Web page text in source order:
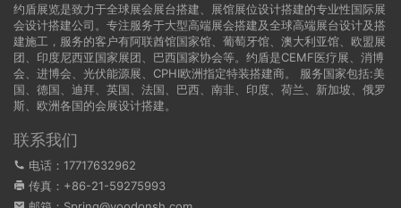
约盾展览是致力于全球展会展台搭建、展馆展位设计搭建的专业性国际展
会设计搭建公司。专注服务于大型高端展会搭建及全球高端展台设计及搭
建施工，服务的客户有阿联酋馆国家馆、葡萄牙馆、澳大利亚馆、欧盟展
团、印度尼西亚国家展团、巴西国家协会等。约盾是CEMF医疗展、消博
会、进博会、光伏能源展、CPHI欧洲指定特装搭建商。 服务国家包括:美
国
德国 、迪拜、英国、法国、巴西、南非、印度、荷兰、新加坡、俄罗
斯、欧洲各国的会展设计搭建。
联系我们
电话：17717632962
传真：+86-21-59275993